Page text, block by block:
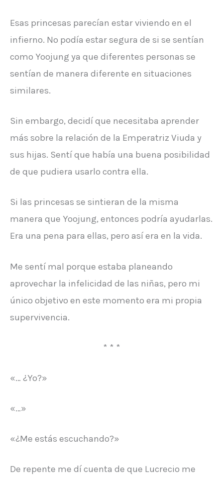
Esas princesas parecían estar viviendo en el
infierno. No podía estar segura de si se sentían
como Yoojung ya que diferentes personas se
sentían de manera diferente en situaciones
similares.
Sin embargo, decidí que necesitaba aprender
más sobre la relación de la Emperatriz Viuda y
sus hijas. Sentí que había una buena posibilidad
de que pudiera usarlo contra ella.
Si las princesas se sintieran de la misma
manera que Yoojung, entonces podría ayudarlas.
Era una pena para ellas, pero así era en la vida.
Me sentí mal porque estaba planeando
aprovechar la infelicidad de las niñas, pero mi
único objetivo en este momento era mi propia
supervivencia.
* * *
«… ¿Yo?»
«…»
«¿Me estás escuchando?»
De repente me dí cuenta de que Lucrecio me